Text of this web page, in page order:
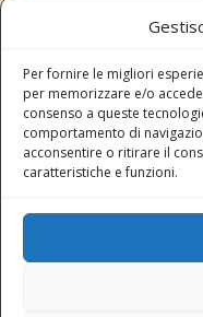
Per fornire le migliori
per memorizzare e/o
consenso a queste
comportamento di
acconsentire o ritirare il
caratteristiche e funzioni.
Modifica consenso
Stato attuale: